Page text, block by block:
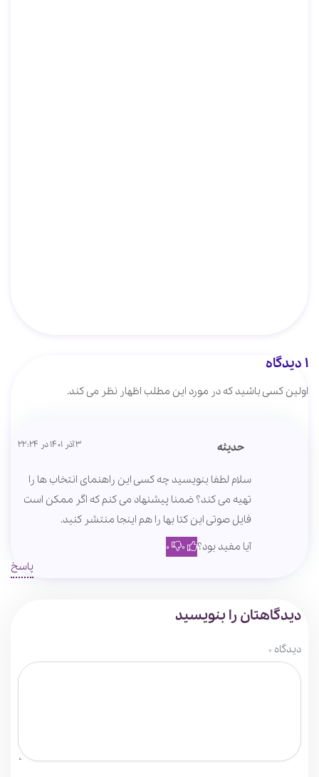
1 دیدگاه
اولین کسی باشید که در مورد این مطلب اظهار نظر می کند.
حدیثه 3 آذر 1401 در 22:24
سلام لطفا بنویسید چه کسی این راهنمای انتخاب ها را
تهیه می کند؟ ضمنا پیشنهاد می کنم که اگر ممکن است
فایل صوتی این کتا بها را هم اینجا منتشر کنید.
آیا مفید بود؟
0
0
پاسخ
دیدگاهتان را بنویسید
دیدگاه *